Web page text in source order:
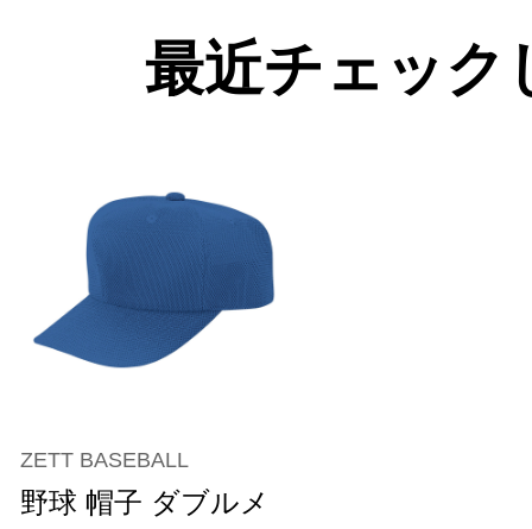
最近チェック
ZETT BASEBALL
野球 帽子 ダブルメ